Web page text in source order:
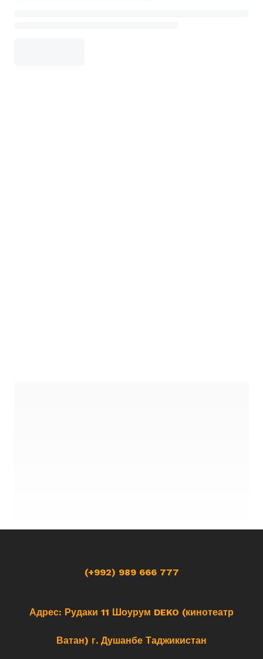
(+992) 989 666 777
Адрес: Рудаки 11 Шоурум DEKO (кинотеатр
Ватан) г. Душанбе Таджикистан